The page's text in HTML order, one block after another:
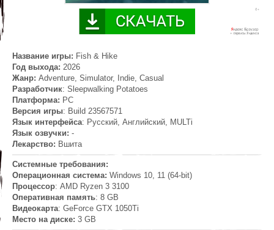
Название игры: Fish & Hike
Год выхода: 2026
Жанр: Adventure, Simulator, Indie, Casual
Разработчик: Sleepwalking Potatoes
Платформа: PC
Версия игры: Build 23567571
Язык интерфейса: Русский, Английский, MULTi
Язык озвучки: -
Лекарство: Вшита
Системные требования:
Операционная система: Windows 10, 11 (64-bit)
Процессор: AMD Ryzen 3 3100
Оперативная память: 8 GB
Видеокарта: GeForce GTX 1050Ti
Место на диске: 3 GB